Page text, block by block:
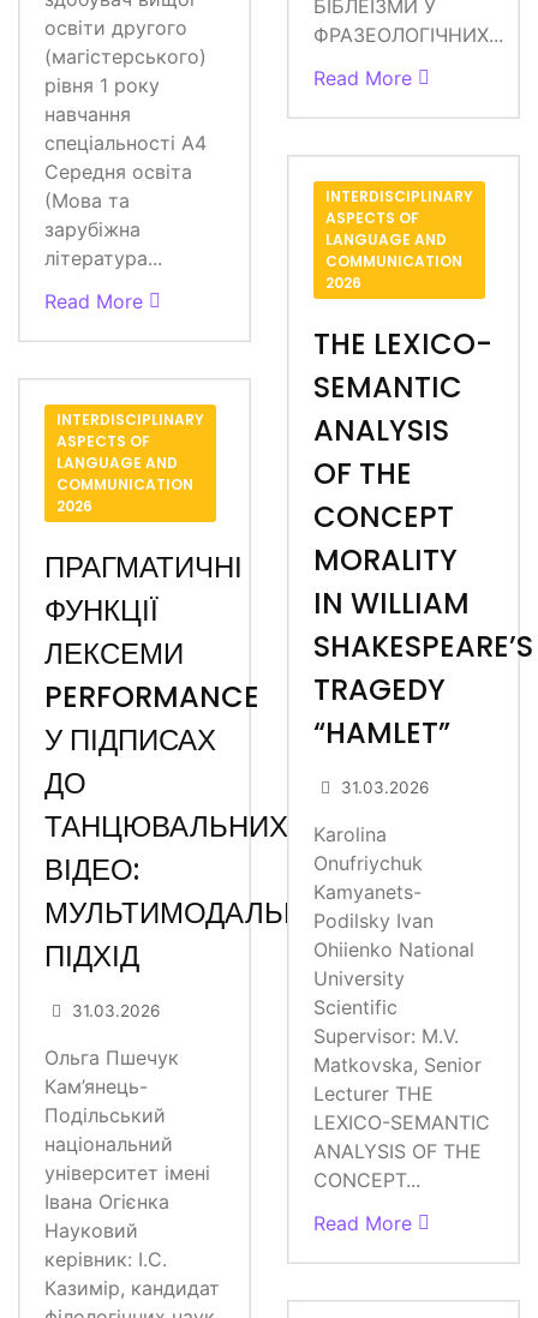
освіти другого
(магістерського)
рівня 1 року
навчання
спеціальності А4
Середня освіта
(Мова та
зарубіжна
література...
Read More
INTERDISCIPLINARY
ASPECTS OF
LANGUAGE AND
COMMUNICATION
2026
ПРАГМАТИЧНІ
ФУНКЦІЇ
ЛЕКСЕМИ
PERFORMANCE
У ПІДПИСАХ
ДО
ТАНЦЮВАЛЬНИХ
ВІДЕО:
МУЛЬТИМОДАЛЬНИЙ
ПІДХІД
31.03.2026
Ольга Пшечук
Кам’янець-
Подільський
національний
університет імені
Івана Огієнка
Науковий
керівник: І.С.
Казимір, кандидат
БІБЛЕЇЗМИ У
ФРАЗЕОЛОГІЧНИХ...
Read More
INTERDISCIPLINARY
ASPECTS OF
LANGUAGE AND
COMMUNICATION
2026
THE LEXICO-
SEMANTIC
ANALYSIS
OF THE
CONCEPT
MORALITY
IN WILLIAM
SHAKESPEARE’S
TRAGEDY
“HAMLET”
31.03.2026
Karolina
Onufriychuk
Kamyanets-
Podilsky Ivan
Ohiienko National
University
Scientific
Supervisor: M.V.
Matkovska, Senior
Lecturer THE
LEXICO-SEMANTIC
ANALYSIS OF THE
CONCEPT...
Read More